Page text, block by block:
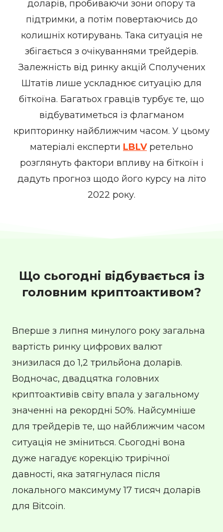
доларів, пробиваючи зони опору та
підтримки, а потім повертаючись до
колишніх котирувань. Така ситуація не
збігається з очікуваннями трейдерів.
Залежність від ринку акцій Сполучених
Штатів лише ускладнює ситуацію для
біткоїна. Багатьох гравців турбує те, що
відбуватиметься із флагманом
крипторинку найближчим часом. У цьому
матеріалі експерти LBLVретельно
розглянуть фактори впливу на біткоїн і
дадуть прогноз щодо його курсу на літо
2022 року.
Що сьогодні відбувається із
головним криптоактивом?
Вперше з липня минулого року загальна
вартість ринку цифрових валют
знизилася до 1,2 трильйона доларів.
Водночас, двадцятка головних
криптоактивів світу впала у загальному
значенні на рекордні 50%. Найсумніше
для трейдерів те, що найближчим часом
ситуація не зміниться. Сьогодні вона
дуже нагадує корекцію трирічної
давності, яка затягнулася після
локального максимуму 17 тисяч доларів
для Bitcoin.